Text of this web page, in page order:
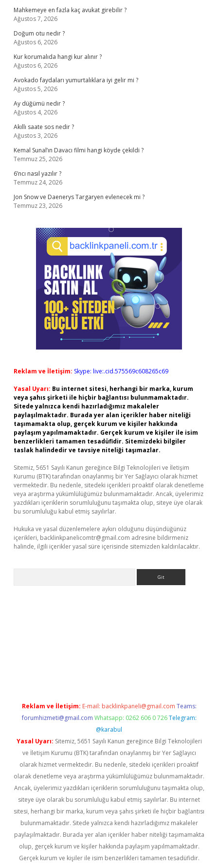
Mahkemeye en fazla kaç avukat girebilir ?
Ağustos 7, 2026
Doğum otu nedir ?
Ağustos 6, 2026
Kur korumalıda hangi kur alınır ?
Ağustos 6, 2026
Avokado faydaları yumurtalıklara iyi gelir mi ?
Ağustos 5, 2026
Ay düğümü nedir ?
Ağustos 4, 2026
Akıllı saate sos nedir ?
Ağustos 3, 2026
Kemal Sunal’ın Davacı filmi hangi köyde çekildi ?
Temmuz 25, 2026
6’ncı nasıl yazılır ?
Temmuz 24, 2026
Jon Snow ve Daenerys Targaryen evlenecek mi ?
Temmuz 23, 2026
Reklam ve İletişim: Skype: live:.cid.575569c608265c69
Yasal Uyarı: Bu internet sitesi, herhangi bir marka, kurum
veya şahıs şirketi ile hiçbir bağlantısı bulunmamaktadır.
Sitede yalnızca kendi hazırladığımız makaleler
paylaşılmaktadır. Burada yer alan içerikler haber niteliği
taşımamakta olup, gerçek kurum ve kişiler hakkında
paylaşım yapılmamaktadır. Gerçek kurum ve kişiler ile isim
benzerlikleri tamamen tesadüfidir. Sitemizdeki bilgiler
taslak halindedir ve tavsiye niteliği taşımazlar.
Sitemiz, 5651 Sayılı Kanun gereğince Bilgi Teknolojileri ve İletişim
Kurumu (BTK) tarafından onaylanmış bir Yer Sağlayıcı olarak hizmet
vermektedir. Bu nedenle, sitedeki içerikleri proaktif olarak denetleme
veya araştırma yükümlülüğümüz bulunmamaktadır. Ancak, üyelerimiz
yazdıkları içeriklerin sorumluluğunu taşımakta olup, siteye üye olarak
bu sorumluluğu kabul etmiş sayılırlar.
Hukuka ve yasal düzenlemelere aykırı olduğunu düşündüğünüz
içerikleri, backlinkpanelicomtr@gmail.com adresine bildirmeniz
halinde, ilgili içerikler yasal süre içerisinde sitemizden kaldırılacaktır.
Reklam ve İletişim: E-mail: backlinkpaneli@gmail.com Teams:
forumhizmeti@gmail.com Whatsapp: 0262 606 0 726 Telegram:
@karabul
Yasal Uyarı: Sitemiz, 5651 Sayılı Kanun gereğince Bilgi Teknolojileri
ve İletişim Kurumu (BTK) tarafından onaylanmış bir Yer Sağlayıcı
olarak hizmet vermektedir. Bu nedenle, sitedeki içerikleri proaktif
olarak denetleme veya araştırma yükümlülüğümüz bulunmamaktadır.
Ancak, üyelerimiz yazdıkları içeriklerin sorumluluğunu taşımakta olup,
siteye üye olarak bu sorumluluğu kabul etmiş sayılırlar. Bu internet
sitesi, herhangi bir marka, kurum veya şahıs şirketi ile hiçbir bağlantısı
bulunmamaktadır. Sitede yalnızca kendi hazırladığımız makaleler
paylaşılmaktadır. Burada yer alan içerikler haber niteliği taşımamakta
olup, gerçek kurum ve kişiler hakkında paylaşım yapılmamaktadır.
Gerçek kurum ve kişiler ile isim benzerlikleri tamamen tesadüfidir.